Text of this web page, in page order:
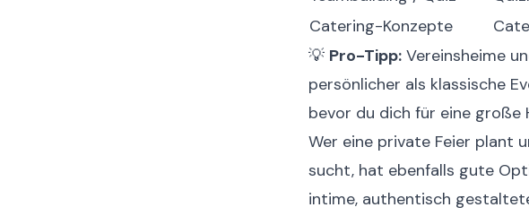
Catering-Konzepte
💡 Pro-Tipp: Vereinsheime
persönlicher als klassische
bevor du dich für eine große
Wer eine private Feier plant
sucht, hat ebenfalls gute
intime, authentisch